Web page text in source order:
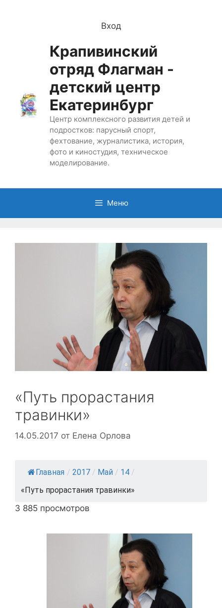
Вход
Крапивинский
отряд Флагман -
детский центр
Екатеринбург
Центр комплексного развития детей и
подростков: парусный спорт,
фехтование, журналистика, история,
фото и киностудия, техническое
моделирование.
Меню
«Путь прорастания
травинки»
14.05.2017 от Елена Орлова
Главная / 2017 / Май / 14 /
«Путь прорастания травинки»
3 885 просмотров